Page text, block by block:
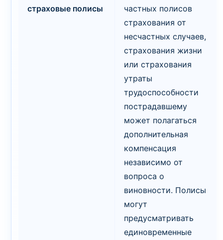
страховые полисы
частных полисов
страхования от
несчастных случаев,
страхования жизни
или страхования
утраты
трудоспособности
пострадавшему
может полагаться
дополнительная
компенсация
независимо от
вопроса о
виновности. Полисы
могут
предусматривать
единовременные